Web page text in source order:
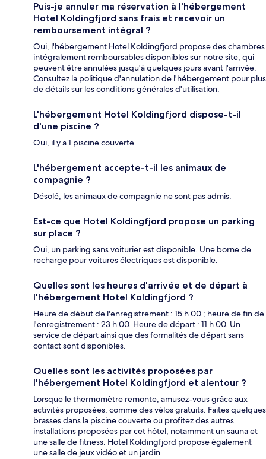
Puis-je annuler ma réservation à l'hébergement
Hotel Koldingfjord sans frais et recevoir un
remboursement intégral ?
Oui, l'hébergement Hotel Koldingfjord propose des chambres
intégralement remboursables disponibles sur notre site, qui
peuvent être annulées jusqu'à quelques jours avant l'arrivée.
Consultez la politique d'annulation de l'hébergement pour plus
de détails sur les conditions générales d'utilisation.
L'hébergement Hotel Koldingfjord dispose-t-il
d'une piscine ?
Oui, il y a 1 piscine couverte.
L'hébergement accepte-t-il les animaux de
compagnie ?
Désolé, les animaux de compagnie ne sont pas admis.
Est-ce que Hotel Koldingfjord propose un parking
sur place ?
Oui, un parking sans voiturier est disponible. Une borne de
recharge pour voitures électriques est disponible.
Quelles sont les heures d'arrivée et de départ à
l'hébergement Hotel Koldingfjord ?
Heure de début de l'enregistrement : 15 h 00 ; heure de fin de
l'enregistrement : 23 h 00. Heure de départ : 11 h 00. Un
service de départ ainsi que des formalités de départ sans
contact sont disponibles.
Quelles sont les activités proposées par
l'hébergement Hotel Koldingfjord et alentour ?
Lorsque le thermomètre remonte, amusez-vous grâce aux
activités proposées, comme des vélos gratuits. Faites quelques
brasses dans la piscine couverte ou profitez des autres
installations proposées par cet hôtel, notamment un sauna et
une salle de fitness. Hotel Koldingfjord propose également
une salle de jeux vidéo et un jardin.